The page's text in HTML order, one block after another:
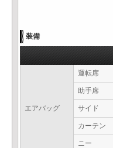
装備
エアバッグ
運転席
助手席
サイド
カーテン
ニー